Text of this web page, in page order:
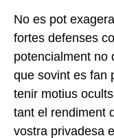
No es pot
fortes defenses
potencialment no
que sovint es fan
tenir motius
tant el rendiment
vostra privadesa